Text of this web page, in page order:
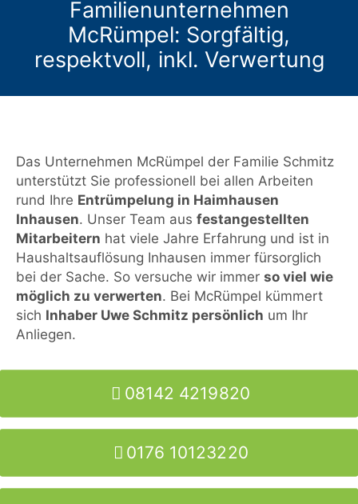
Familienunternehmen
McRümpel: Sorgfältig,
respektvoll, inkl. Verwertung
Das Unternehmen McRümpel der Familie Schmitz
unterstützt Sie professionell bei allen Arbeiten
rund Ihre Entrümpelung in Haimhausen
Inhausen. Unser Team aus festangestellten
Mitarbeitern hat viele Jahre Erfahrung und ist in
Haushaltsauflösung Inhausen immer fürsorglich
bei der Sache. So versuche wir immer so viel wie
möglich zu verwerten. Bei McRümpel kümmert
sich Inhaber Uwe Schmitz persönlich um Ihr
Anliegen.
08142 4219820
0176 10123220